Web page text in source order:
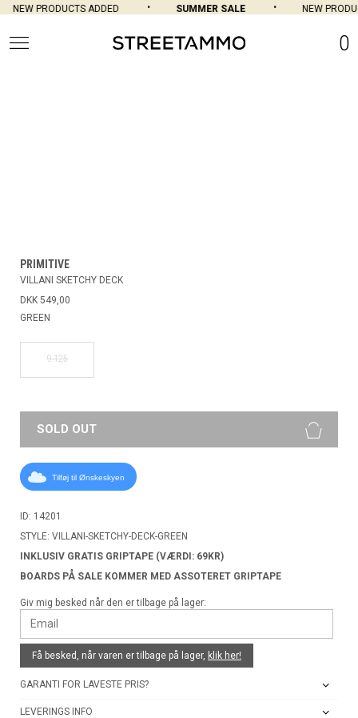
NEW PRODUCTS ADDED SUMMER SALE NEW
0
PRIMITIVE
VILLANI SKETCHY DECK
DKK 549,00
GREEN
9.125
SOLD OUT
Tilføj til Ønskeskyen
ID: 14201
STYLE: VILLANI-SKETCHY-DECK-GREEN
INKLUSIV GRATIS GRIPTAPE (VÆRDI: 69KR)
BOARDS PÅ SALE KOMMER MED ASSOTERET GRIPTAPE
Giv mig besked når den er tilbage på lager:
Få besked, når varen er tilbage på lager, klik her!
GARANTI FOR LAVESTE PRIS?
LEVERINGS INFO